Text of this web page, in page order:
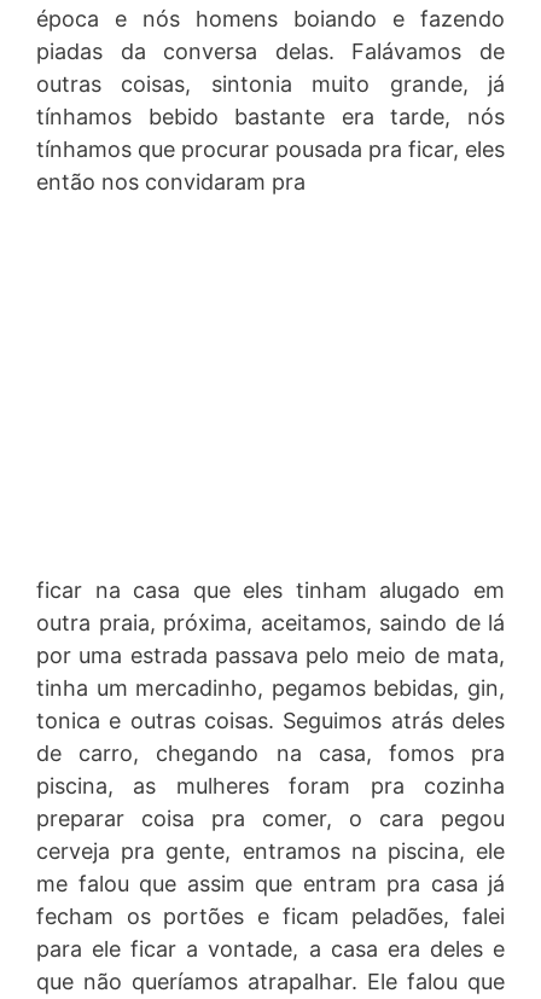
época e nós homens boiando e fazendo
piadas da conversa delas. Falávamos de
outras coisas, sintonia muito grande, já
tínhamos bebido bastante era tarde, nós
tínhamos que procurar pousada pra ficar, eles
então nos convidaram pra
ficar na casa que eles tinham alugado em
outra praia, próxima, aceitamos, saindo de lá
por uma estrada passava pelo meio de mata,
tinha um mercadinho, pegamos bebidas, gin,
tonica e outras coisas. Seguimos atrás deles
de carro, chegando na casa, fomos pra
piscina, as mulheres foram pra cozinha
preparar coisa pra comer, o cara pegou
cerveja pra gente, entramos na piscina, ele
me falou que assim que entram pra casa já
fecham os portões e ficam peladões, falei
para ele ficar a vontade, a casa era deles e
que não queríamos atrapalhar. Ele falou que